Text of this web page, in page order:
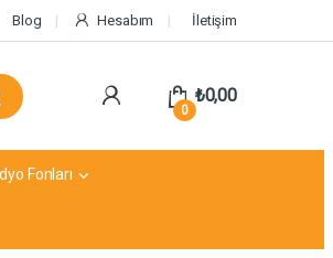
Blog Hesabım İletişim
0
₺0,00
Fonları